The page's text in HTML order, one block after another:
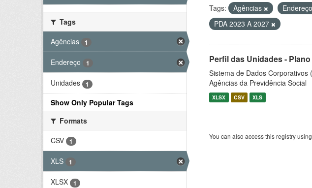
Tags
Agências
1
Endereço 1
Unidades 1
Show Only Popular Tags
Formats
CSV
1
XLS 1
XLSX 1
Tags: Agências Endereço
PDA 2023 A 2027
Perfil das Unidades -
Sistema de Dados
Agências da Previdência Social
XLSX CSV XLS
You can also access this registry